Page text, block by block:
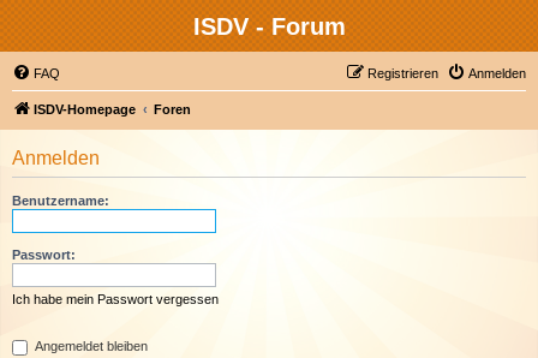
ISDV - Forum
FAQ Anmelden
Registrieren
ISDV-Homepage Foren
Anmelden
Benutzername:
Passwort:
Ich habe mein Passwort vergessen
Angemeldet bleiben